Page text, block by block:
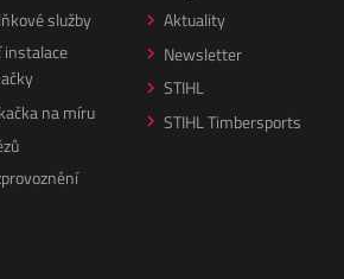
služby
instalace
na míru
Aktuality
Newsletter
STIHL
STIHL Timbersports